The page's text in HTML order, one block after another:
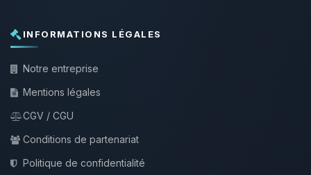
INFORMATIONS LÉGALES
Notre entreprise
Mentions légales
CGV / CGU
Conditions de partenariat
Politique de confidentialité